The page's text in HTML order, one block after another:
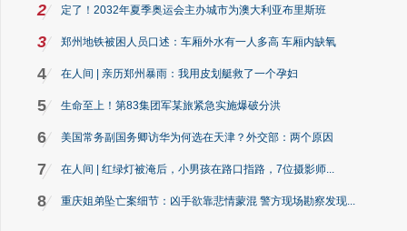
2 定了！2032年夏季奥运会主办城市为澳大利亚布里斯班
3 郑州地铁被困人员口述：车厢外水有一人多高 车厢内缺氧
4 在人间 | 亲历郑州暴雨：我用皮划艇救了一个孕妇
5 生命至上！第83集团军某旅紧急实施爆破分洪
6 美国常务副国务卿访华为何选在天津？外交部：两个原因
7 在人间 | 红绿灯被淹后，小男孩在路口指路，7位摄影师...
8 重庆姐弟坠亡案细节：凶手欲靠悲情蒙混 警方现场勘察发现...